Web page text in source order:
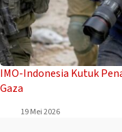
IMO-Indonesia Kutuk
Gaza
19 Mei 2026